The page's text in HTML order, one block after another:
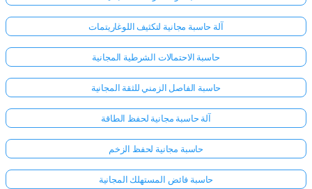
آلة حاسبة مجانية لتكثيف اللوغاريتمات
حاسبة الاحتمالات الشرطية المجانية
حاسبة الفاصل الزمني للثقة المجانية
آلة حاسبة مجانية لحفظ الطاقة
حاسبة مجانية لحفظ الزخم
حاسبة فائض المستهلك المجانية